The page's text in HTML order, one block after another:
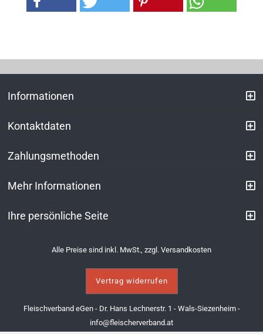
Informationen
Kontaktdaten
Zahlungsmethoden
Mehr Informationen
Ihre persönliche Seite
Alle Preise sind inkl. MwSt., zzgl. Versandkosten
Vertrag widerrufen
Fleischverband eGen - Dr. Hans Lechnerstr. 1 - Wals-Siezenheim -
info@fleischerverband.at